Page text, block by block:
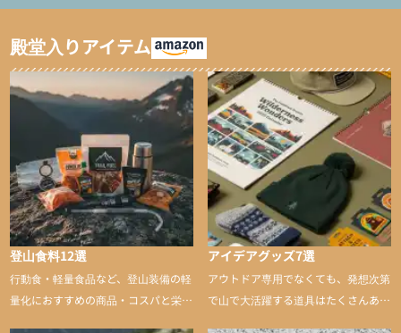
殿堂入りアイテム
登山食料12選
行動食・軽量食品など、登山装備の軽
量化におすすめの商品・コスパと栄養
アイデアグッズ7選
アウトドア専用でなくても、発想次第
で山で大活躍する道具はたくさんあり